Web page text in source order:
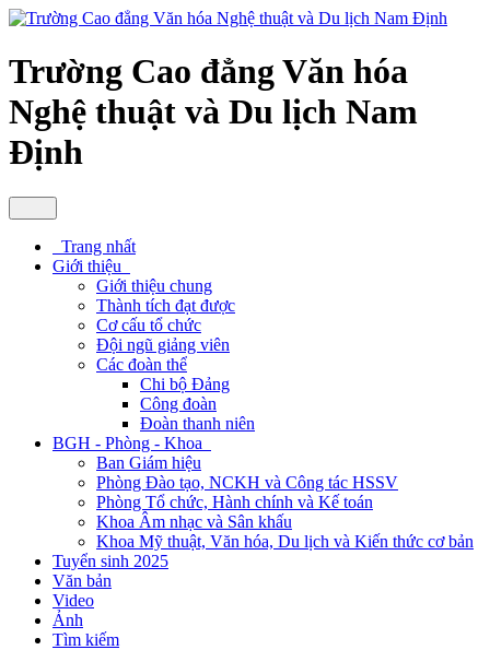
Trường Cao đẳng Văn hóa
Nghệ thuật và Du lịch Nam
Định
Trang nhất
Giới thiệu
Giới thiệu chung
Thành tích đạt được
Cơ cấu tổ chức
Đội ngũ giảng viên
Các đoàn thể
Chi bộ Đảng
Công đoàn
Đoàn thanh niên
BGH - Phòng - Khoa
Ban Giám hiệu
Phòng Đào tạo, NCKH và Công tác HSSV
Phòng Tổ chức, Hành chính và Kế toán
Khoa Âm nhạc và Sân khấu
Khoa Mỹ thuật, Văn hóa, Du lịch và Kiến thức cơ bản
Tuyển sinh 2025
Văn bản
Video
Ảnh
Tìm kiếm